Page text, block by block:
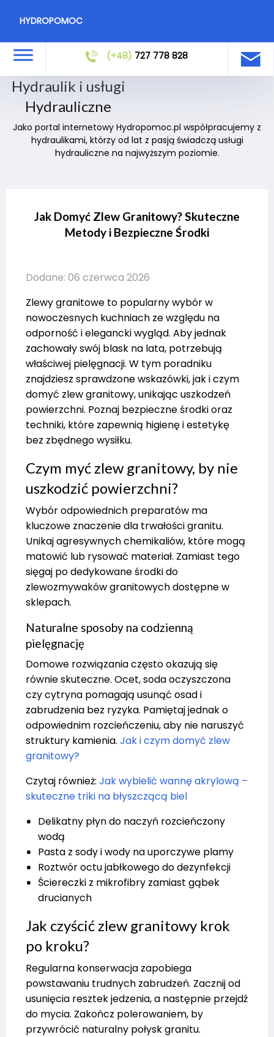
HYDROPOMOC
(+48) 727 778 828
Hydraulik i usługi
Hydrauliczne
Jako portal internetowy Hydropomoc.pl współpracujemy z
hydraulikami, którzy od lat z pasją świadczą usługi
hydrauliczne na najwyższym poziomie.
Jak Domyć Zlew Granitowy? Skuteczne
Metody i Bezpieczne Środki
Dodane: 06 czerwca 2026
Zlewy granitowe to popularny wybór w
nowoczesnych kuchniach ze względu na
odporność i elegancki wygląd. Aby jednak
zachowały swój blask na lata, potrzebują
właściwej pielęgnacji. W tym poradniku
znajdziesz sprawdzone wskazówki, jak i czym
domyć zlew granitowy, unikając uszkodzeń
powierzchni. Poznaj bezpieczne środki oraz
techniki, które zapewnią higienę i estetykę
bez zbędnego wysiłku.
Czym myć zlew granitowy, by nie
uszkodzić powierzchni?
Wybór odpowiednich preparatów ma
kluczowe znaczenie dla trwałości granitu.
Unikaj agresywnych chemikaliów, które mogą
matowić lub rysować materiał. Zamiast tego
sięgaj po dedykowane środki do
zlewozmywaków granitowych dostępne w
sklepach.
Naturalne sposoby na codzienną
pielęgnację
Domowe rozwiązania często okazują się
równie skuteczne. Ocet, soda oczyszczona
czy cytryna pomagają usunąć osad i
zabrudzenia bez ryzyka. Pamiętaj jednak o
odpowiednim rozcieńczeniu, aby nie naruszyć
struktury kamienia. Jak i czym domyć zlew
granitowy?
Czytaj również: Jak wybielić wannę akrylową –
skuteczne triki na błyszczącą biel
Delikatny płyn do naczyń rozcieńczony
wodą
Pasta z sody i wody na uporczywe plamy
Roztwór octu jabłkowego do dezynfekcji
Ściereczki z mikrofibry zamiast gąbek
drucianych
Jak czyścić zlew granitowy krok
po kroku?
Regularna konserwacja zapobiega
powstawaniu trudnych zabrudzeń. Zacznij od
usunięcia resztek jedzenia, a następnie przejdź
do mycia. Zakończ polerowaniem, by
przywrócić naturalny połysk granitu.